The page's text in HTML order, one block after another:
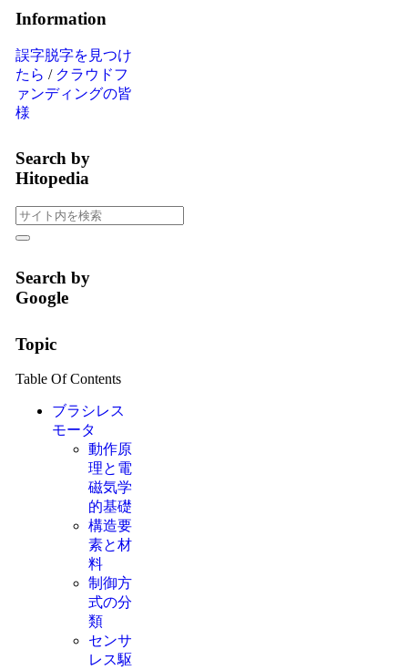
Information
誤字脱字を見つけ
たら / クラウドフ
ァンディングの皆
様
Search by
Hitopedia
Search by
Google
Topic
Table Of Contents
ブラシレス
モータ
動作原
理と電
磁気学
的基礎
構造要
素と材
料
制御方
式の分
類
センサ
レス駆